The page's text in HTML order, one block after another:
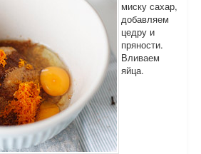
миску сахар,
добавляем
цедру и
пряности.
Вливаем
яйца.